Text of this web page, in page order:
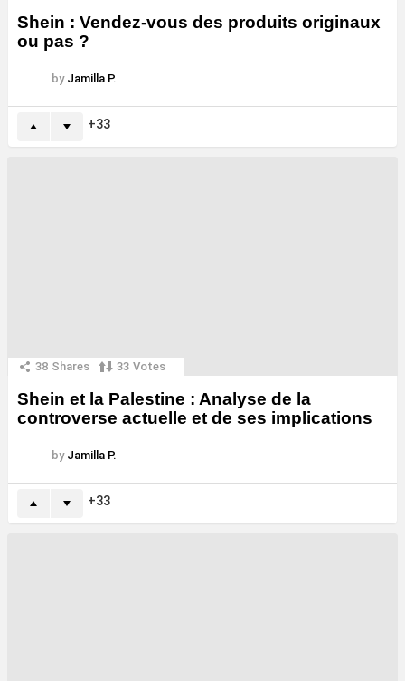
Shein : Vendez-vous des produits originaux
ou pas ?
by Jamilla P.
33
38 Shares 33 Votes
Shein et la Palestine : Analyse de la
controverse actuelle et de ses implications
by Jamilla P.
33